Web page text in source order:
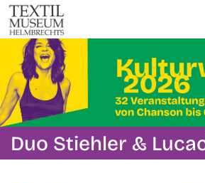
Duo Stiehler &